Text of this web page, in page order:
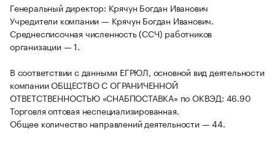
Генеральный директор: Крячун Богдан Иванович
Учредители компании — Крячун Богдан Иванович.
Среднесписочная численность (ССЧ) работников
организации — 1.
В соответствии с данными ЕГРЮЛ, основной вид деятельности
компании ОБЩЕСТВО С ОГРАНИЧЕННОЙ
ОТВЕТСТВЕННОСТЬЮ «СНАБПОСТАВКА» по ОКВЭД: 46.90
Торговля оптовая неспециализированная.
Общее количество направлений деятельности — 44.